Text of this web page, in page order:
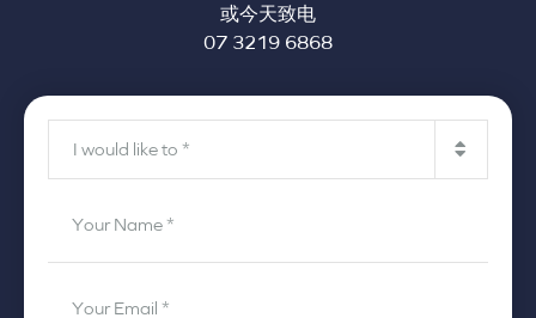
或今天致电
07 3219 6868
would
like
Name *
Email
*